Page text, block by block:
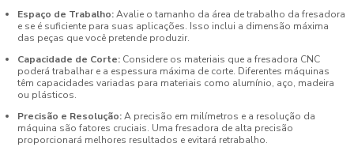
Espaço de Trabalho:Avalie o tamanho da área de trabalho da fresadora
e se é suficiente para suas aplicações. Isso inclui a dimensão máxima
das peças que você pretende produzir.
Capacidade de Corte: Considere os materiais que a fresadora CNC
poderá trabalhar e a espessura máxima de corte. Diferentes máquinas
têm capacidades variadas para materiais como alumínio, aço, madeira
ou plásticos.
Precisão e Resolução:A precisão em milímetros e a resolução da
máquina são fatores cruciais. Uma fresadora de alta precisão
proporcionará melhores resultados e evitará retrabalho.